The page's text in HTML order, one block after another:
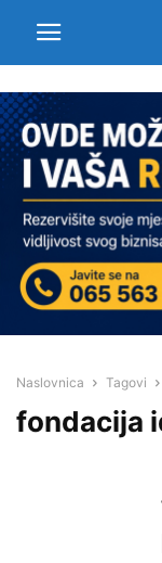
Naslovnica Tagovi
fondacija